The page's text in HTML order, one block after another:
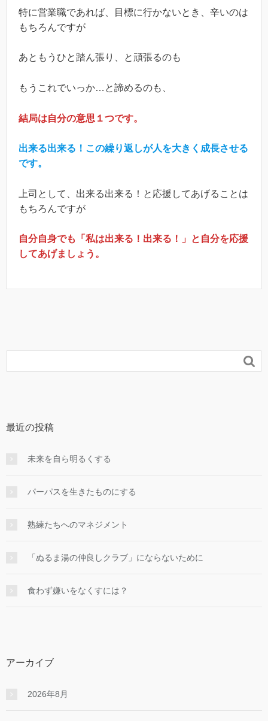
特に営業職であれば、目標に行かないとき、辛いのは
もちろんですが
あともうひと踏ん張り、と頑張るのも
もうこれでいっか…と諦めるのも、
結局は自分の意思１つです。
出来る出来る！この繰り返しが人を大きく成長させる
です。
上司として、出来る出来る！と応援してあげることは
もちろんですが
自分自身でも「私は出来る！出来る！」と自分を応援
してあげましょう。

最近の投稿
未来を自ら明るくする
パーパスを生きたものにする
熟練たちへのマネジメント
「ぬるま湯の仲良しクラブ」にならないために
食わず嫌いをなくすには？
アーカイブ
2026年8月